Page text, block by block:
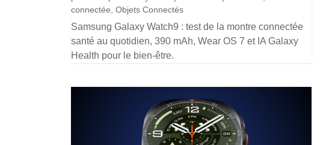
connectée ,Objets Connectés
Samsung Galaxy Watch9 : test de la montre connectée
santé au quotidien, 390 mAh, Wear OS 7 et IA Galaxy
Health pour le bien-être.